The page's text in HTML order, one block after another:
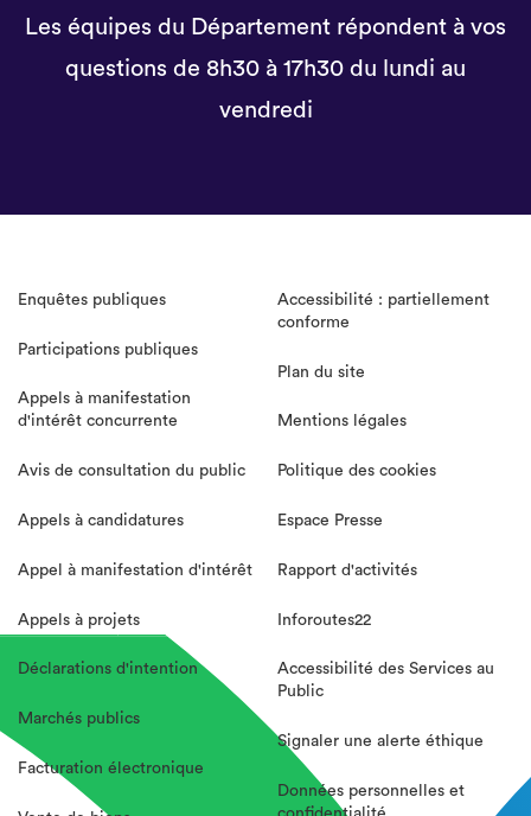
Les équipes du Département répondent à vos
questions de 8h30 à 17h30 du lundi au
vendredi
Enquêtes publiques
Participations publiques
Appels à manifestation
d'intérêt concurrente
Avis de consultation du public
Appels à candidatures
Appel à manifestation d'intérêt
Appels à projets
Déclarations d'intention
Marchés publics
Facturation électronique
Accessibilité : partiellement
conforme
Plan du site
Mentions légales
Politique des cookies
Espace Presse
Rapport d'activités
Inforoutes22
Accessibilité des Services au
Public
Signaler une alerte éthique
Données personnelles et